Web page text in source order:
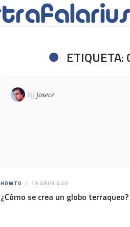
ETIQUETA:
By josece
HOWTO 18 AÑOS AGO
¿Cómo se crea un globo terraqueo?